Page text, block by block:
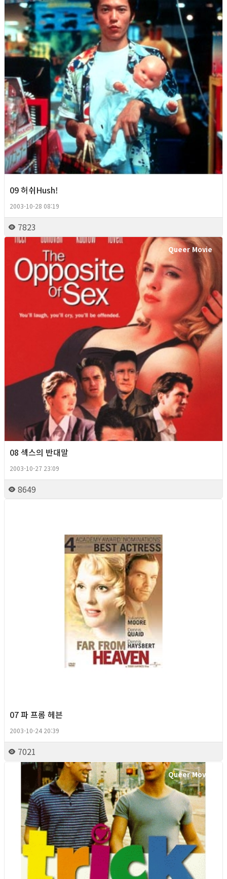
09 허쉬Hush!
2003-10-28 08:19
7823
Queer Movie
08 섹스의 반대말
2003-10-27 23:09
8649
07 파 프롬 헤븐
2003-10-24 20:39
7021
Queer Movie